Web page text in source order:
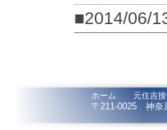
■2014/06/
ホーム 元住吉
〒211-0025 神奈